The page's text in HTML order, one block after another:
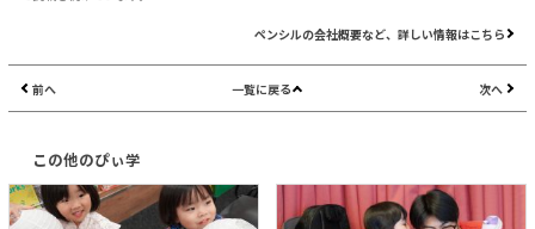
ペンシルの会社概要など、詳しい情報はこちら
前へ 一覧に戻る 次へ
この他のぴぃ学